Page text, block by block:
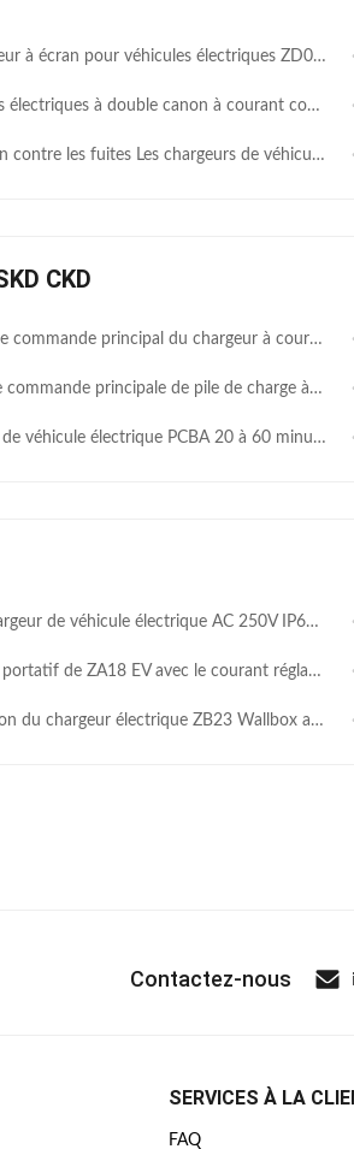
véhicules électriques ZD04 avec surveillance en temps réel des prises et des charges
à double canon à courant continu Distribution électrique intelligente IP54 40kW 60kW 80kW
chargeurs de véhicules électriques à courant continu 150V-1000V 30mA avec système refroidi par liquide / refroidi par air
CKD
à courant alternatif portable: Voltage de fonctionnement: 240 V AC ± 15%, prise en charge de la prise en charge et de la charge / charge programmée, avec réglage du courant en 4 étapes.
charge à courant alternatif à double canon commercial montée sur le mur, avec courant de sortie 32A × 2, puissance de sortie de 14 kW et support de protocole OCPP 1.6.
électrique PCBA 20 à 60 minutes Charge rapide OCPP 1.6J/12.01J
de véhicule électrique AC 250V IP65 avec écran LCD 1,9"
ZA18 EV avec le courant réglable de niveau de l'affichage 4 de pouce OLED 4
électrique ZB23 Wallbox avec écran de 4,3 pouces de surveillance en temps réel
Contactez-nous
SERVICES À LA
FAQ